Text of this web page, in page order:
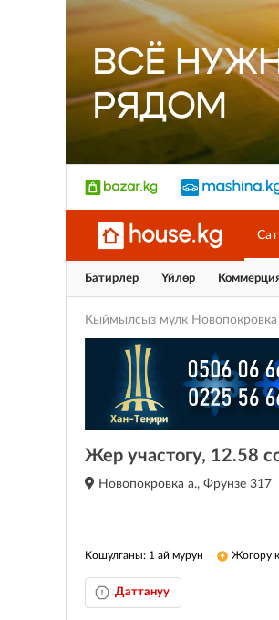
Батирлер Үйлөр
Кыймылсыз мүлк
Жер участогу, 12.58
Новопокровка а., Фрунзе 317
Кошулганы: 1 ай мурун Жогору
Даттануу